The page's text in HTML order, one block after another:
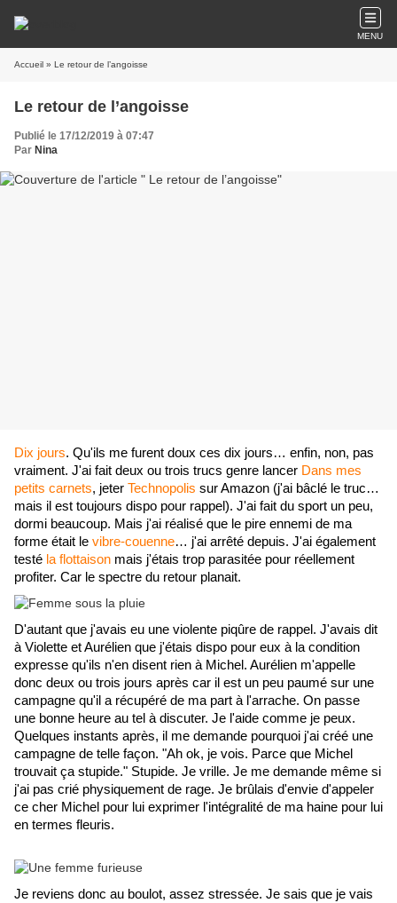
MENU
Accueil » Le retour de l’angoisse
Le retour de l’angoisse
Publié le 17/12/2019 à 07:47
Par Nina
Dix jours. Qu'ils me furent doux ces dix jours… enfin, non, pas
vraiment. J'ai fait deux ou trois trucs genre lancer Dans mes
petits carnets, jeter Technopolis sur Amazon (j'ai bâclé le truc…
mais il est toujours dispo pour rappel). J'ai fait du sport un peu,
dormi beaucoup. Mais j'ai réalisé que le pire ennemi de ma
forme était le vibre-couenne… j'ai arrêté depuis. J'ai également
testé la flottaison mais j'étais trop parasitée pour réellement
profiter. Car le spectre du retour planait.
D'autant que j'avais eu une violente piqûre de rappel. J'avais dit
à Violette et Aurélien que j'étais dispo pour eux à la condition
expresse qu'ils n'en disent rien à Michel. Aurélien m'appelle
donc deux ou trois jours après car il est un peu paumé sur une
campagne qu'il a récupéré de ma part à l'arrache. On passe
une bonne heure au tel à discuter. Je l'aide comme je peux.
Quelques instants après, il me demande pourquoi j'ai créé une
campagne de telle façon. "Ah ok, je vois. Parce que Michel
trouvait ça stupide." Stupide. Je vrille. Je me demande même si
j'ai pas crié physiquement de rage. Je brûlais d'envie d'appeler
ce cher Michel pour lui exprimer l'intégralité de ma haine pour lui
en termes fleuris.
Je reviens donc au boulot, assez stressée. Je sais que je vais